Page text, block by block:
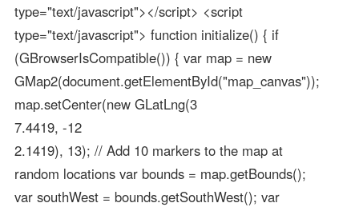
type="text/javascript"></script> <script
type="text/javascript"> function initialize() { if
(GBrowserIsCompatible()) { var map = new
GMap2(document.getElementById("map_canvas"));
map.setCenter(new GLatLng(3
7.4419, -12
2.1419), 13); // Add 10 markers to the map at
random locations var bounds = map.getBounds();
var southWest = bounds.getSouthWest(); var